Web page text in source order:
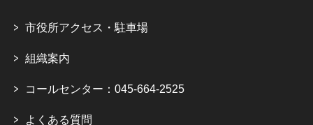
市役所アクセス・駐車場
組織案内
コールセンター：045-664-2525
よくある質問